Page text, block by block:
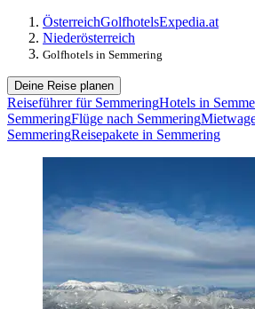
ÖsterreichGolfhotelsExpedia.at
Niederösterreich
Golfhotels in Semmering
Deine Reise planen
Reiseführer für SemmeringHotels in
SemmeringFlüge nach Semmering
SemmeringReisepakete in Semmering